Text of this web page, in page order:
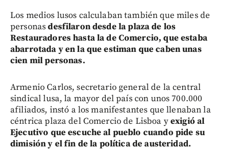
Los medios lusos calculaban también que miles de
personasdesfilaron desde la plaza de los
Restauradores hasta la de Comercio, que estaba
abarrotada y en la que estiman que caben unas
cien mil personas.
Armenio Carlos, secretario general de la central
sindical lusa, la mayor del país con unos 700.000
afiliados, instó a los manifestantes que llenaban la
céntrica plaza del Comercio de Lisboa yexigió al
Ejecutivo que escuche al pueblo cuando pide su
dimisión y el fin de la política de austeridad.